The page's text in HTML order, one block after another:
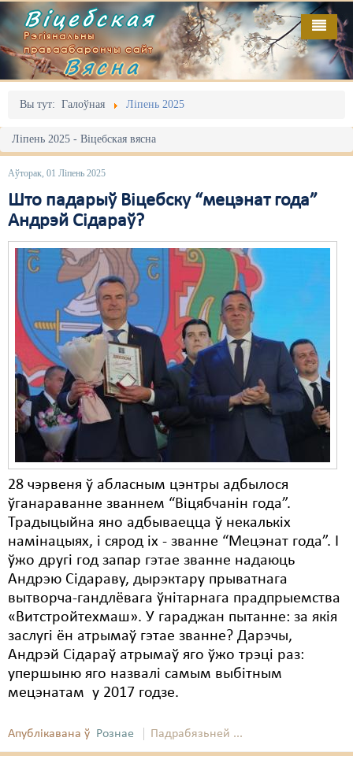
Віцебская
Рэгіянальны
праваабарончы сайт
Вясна
Вы тут: Галоўная Ліпень 2025
Ліпень 2025 - Віцебская вясна
Аўторак, 01 Ліпень 2025
Што падарыў Віцебску “мецэнат года”
Андрэй Сідараў?
28 чэрвеня ў абласным цэнтры адбылося
ўганараванне званнем “Віцябчанін года”.
Традыцыйна яно адбываецца ў некалькіх
намінацыях, і сярод іх - званне “Мецэнат года”. І
ўжо другі год запар гэтае званне надаюць
Андрэю Сідараву, дырэктару прыватнага
вытворча-гандлёвага ўнітарнага прадпрыемства
«Витстройтехмаш». У гараджан пытанне: за якія
заслугі ён атрымаў гэтае званне? Дарэчы,
Андрэй Сідараў атрымаў яго ўжо трэці раз:
упершыню яго назвалі самым выбітным
мецэнатам у 2017 годзе.
Апублікавана ў Рознае Падрабязьней ...
Галоўная
Адміністрацыйны перасьлед
Акцыі
Выбары
Грамадзянскія ініцыятывы
Дзяржава
Дыскрымінацыя
Затрыманьні
Карная псыхіятрыя
КПЧ ААН
Культурныя правы
Мігранты
Мірныя сходы
Палітвязьні
Праваабаронцы
Правы дзіцяці
Пэнітэнцыярная сыстэма
Распальваньне варожасьці
Рознае
Свабода слова
Выданьні
Відэа
Пра нас
RSS